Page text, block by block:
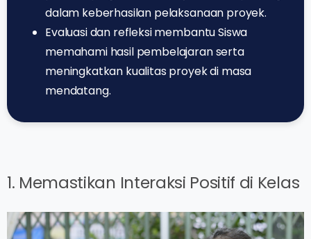
dalam keberhasilan pelaksanaan proyek.
Evaluasi dan refleksi membantu Siswa
memahami hasil pembelajaran serta
meningkatkan kualitas proyek di masa
mendatang.
1. Memastikan Interaksi Positif di Kelas